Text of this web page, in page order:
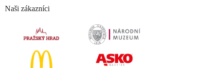
Naši zákazníci